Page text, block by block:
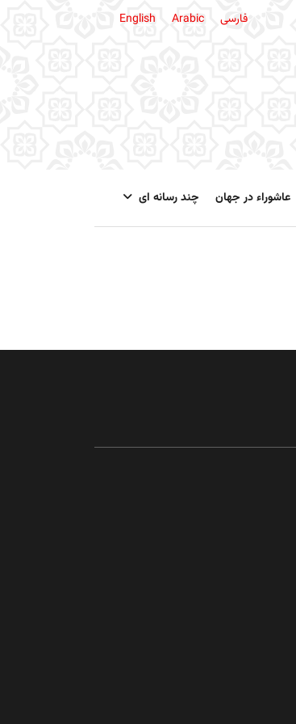
فارسی English Arabic
عاشوراء در جهان چند رسانه ای